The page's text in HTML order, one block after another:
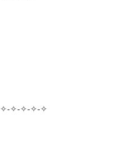
✧-✧-✧-✧